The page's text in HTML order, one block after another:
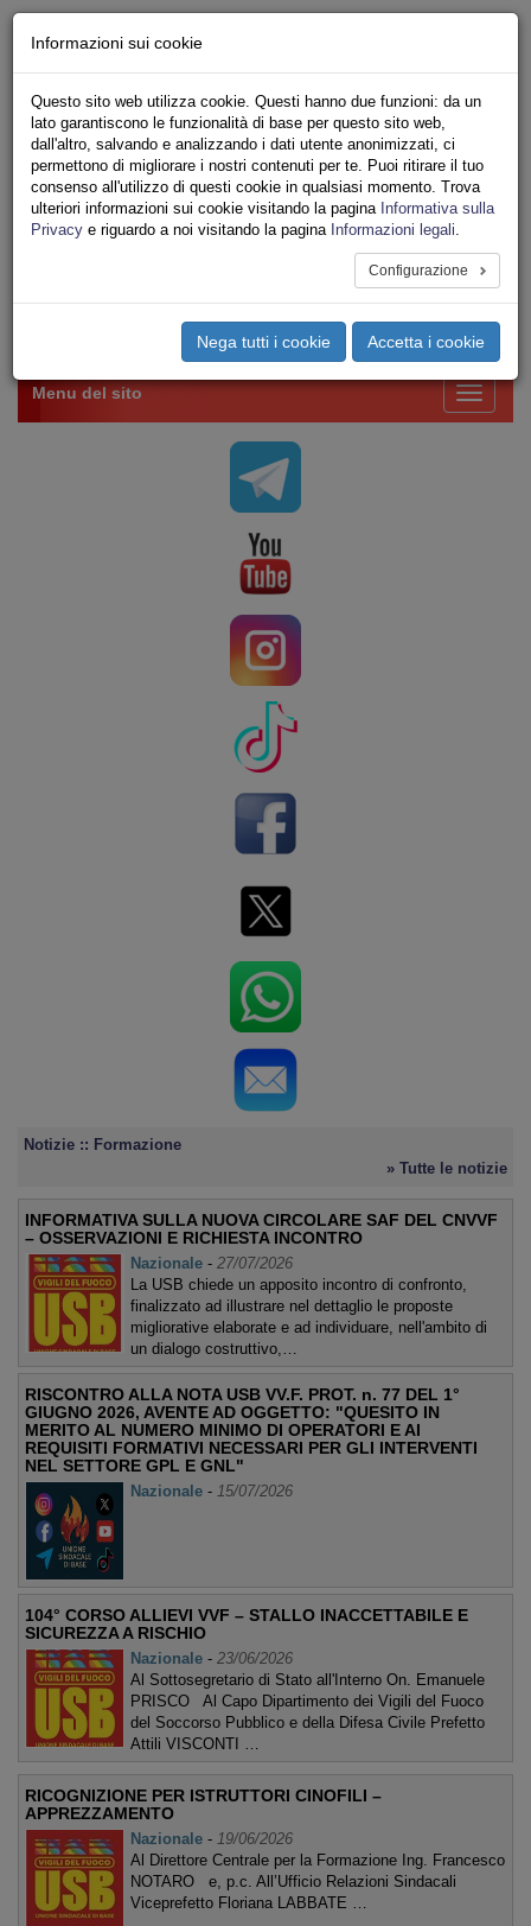
Iscriviti Online
Ricerca
Area Stampa
Privacy
VV.F.
UNIONE SINDACALE DI BASE SETTORE VIGILI
Toggle
Menu del sito
Notizie :: Formazione
» Tutte le notizie
INFORMATIVA SULLA NUOVA CIRCOLARE SAF DEL CNVVF
– OSSERVAZIONI E RICHIESTA INCONTRO
Nazionale - 27/07/2026
La USB chiede un apposito incontro di confronto,
finalizzato ad illustrare nel dettaglio le proposte
migliorative elaborate e ad individuare, nell'ambito di
un dialogo costruttivo,…
RISCONTRO ALLA NOTA USB VV.F. PROT. n. 77 DEL 1°
GIUGNO 2026, AVENTE AD OGGETTO: "QUESITO IN
MERITO AL NUMERO MINIMO DI OPERATORI E AI
REQUISITI FORMATIVI NECESSARI PER GLI INTERVENTI
NEL SETTORE GPL E GNL"
Nazionale - 15/07/2026
104° CORSO ALLIEVI VVF – STALLO INACCETTABILE E
SICUREZZA A RISCHIO
Nazionale - 23/06/2026
Al Sottosegretario di Stato all'Interno On. Emanuele
PRISCO Al Capo Dipartimento dei Vigili del Fuoco
del Soccorso Pubblico e della Difesa Civile Prefetto
Attili VISCONTI …
RICOGNIZIONE PER ISTRUTTORI CINOFILI –
APPREZZAMENTO
Nazionale - 19/06/2026
Al Direttore Centrale per la Formazione Ing. Francesco
NOTARO e, p.c. All’Ufficio Relazioni Sindacali
Viceprefetto Floriana LABBATE …
Informazioni sui cookie
Questo sito web utilizza cookie. Questi hanno due funzioni: da un
lato garantiscono le funzionalità di base per questo sito web,
dall'altro, salvando e analizzando i dati utente anonimizzati, ci
permettono di migliorare i nostri contenuti per te. Puoi ritirare il tuo
consenso all'utilizzo di questi cookie in qualsiasi momento. Trova
ulteriori informazioni sui cookie visitando la pagina Informativa sulla
Privacy e riguardo a noi visitando la pagina Informazioni legali.
Configurazione
Nega tutti i cookie Accetta i cookie